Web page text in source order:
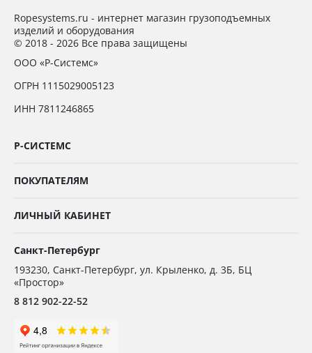
Ropesystems.ru - интернет магазин грузоподъемных
изделий и оборудования
© 2018 - 2026 Все права защищены
ООО «Р-Системс»
ОГРН 1115029005123
ИНН 7811246865
Р-СИСТЕМС
ПОКУПАТЕЛЯМ
ЛИЧНЫЙ КАБИНЕТ
Санкт-Петербург
193230, Санкт-Петербург, ул. Крыленко, д. 3Б, БЦ
«Простор»
8 812 902-22-52